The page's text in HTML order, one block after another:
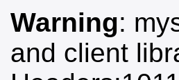
Warning:
and client